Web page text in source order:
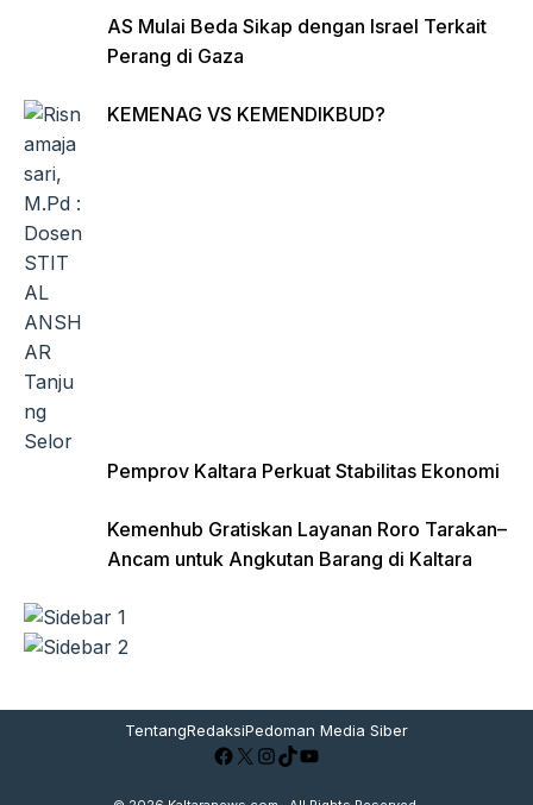
AS Mulai Beda Sikap dengan Israel Terkait
Perang di Gaza
KEMENAG VS KEMENDIKBUD?
Pemprov Kaltara Perkuat Stabilitas Ekonomi
Kemenhub Gratiskan Layanan Roro Tarakan–
Ancam untuk Angkutan Barang di Kaltara
TentangRedaksiPedoman Media Siber
Facebook
X Instagram
TikTok
YouTube